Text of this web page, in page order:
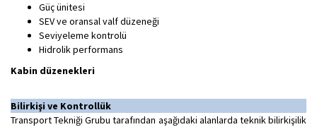
Güç ünitesi
SEV ve oransal valf düzeneği
Seviyeleme kontrolü
Hidrolik performans
Kabin düzenekleri​
Bilirkişi ve Kontrollük
Transport Tekniği Grubu tarafından aşağıdaki alanlarda teknik bilirkişilik